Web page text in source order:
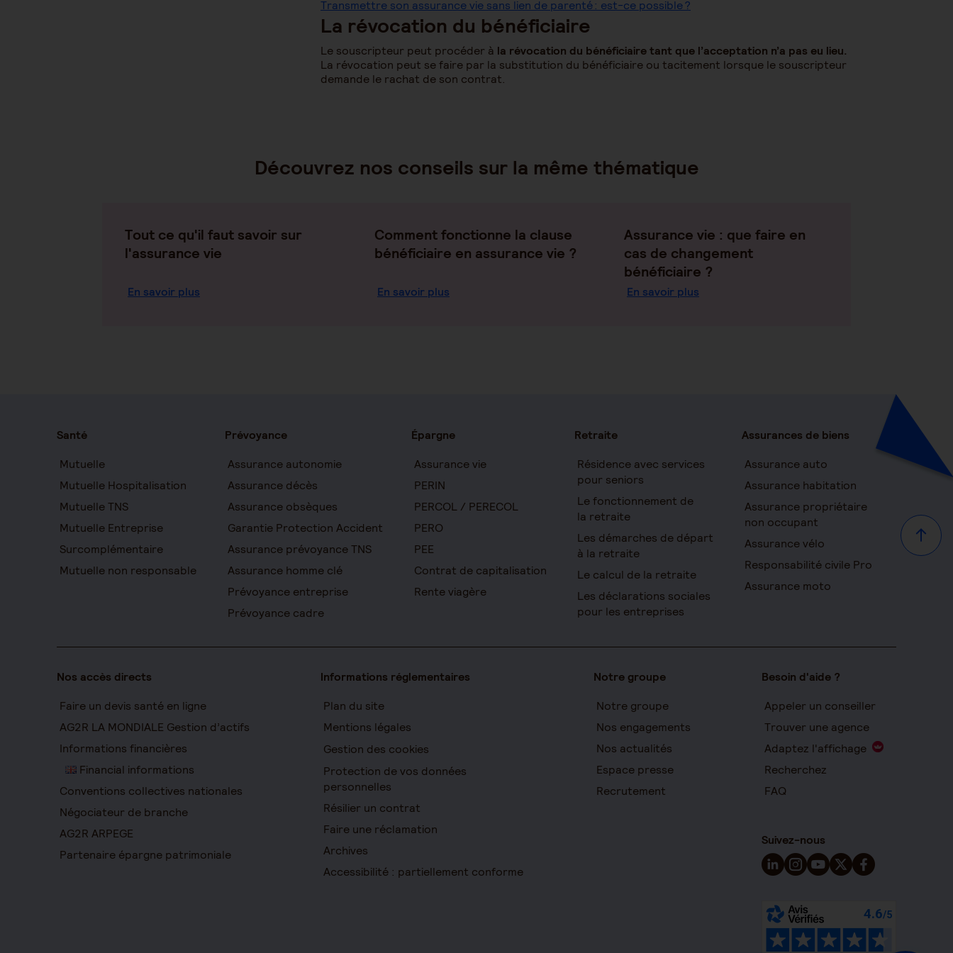
Transmettre son assurance vie sans lien de parenté : est-ce possible ?
La révocation du bénéficiaire
Le souscripteur peut procéder à la révocation du bénéficiaire tant que l’acceptation n’a pas eu lieu.
La révocation peut se faire par la substitution du bénéficiaire ou tacitement lorsque le souscripteur
demande le rachat de son contrat.
Découvrez nos conseils sur la même thématique
Tout ce qu'il faut savoir sur
l'assurance vie
En savoir plus
Comment fonctionne la clause
bénéficiaire en assurance vie ?
En savoir plus
Assurance vie : que faire en
cas de changement
bénéficiaire ?
En savoir plus
Haut
Santé
Mutuelle
Mutuelle Hospitalisation
Mutuelle TNS
Mutuelle Entreprise
Surcomplémentaire
Mutuelle non responsable
Prévoyance
Assurance autonomie
Assurance décès
Assurance obsèques
Garantie Protection Accident
Assurance prévoyance TNS
Assurance homme clé
Prévoyance entreprise
Prévoyance cadre
Épargne
Assurance vie
PERIN
PERCOL / PERECOL
PERO
PEE
Contrat de capitalisation
Rente viagère
Retraite
Résidence avec services
pour seniors
Le fonctionnement de
la retraite
Les démarches de départ
à la retraite
Le calcul de la retraite
Les déclarations sociales
pour les entreprises
Assurances de biens
Assurance auto
Assurance habitation
Assurance propriétaire
non occupant
Assurance vélo
Responsabilité civile Pro
Assurance moto
Nos accès directs
Faire un devis santé en ligne
AG2R LA MONDIALE Gestion d’actifs
Informations financières
Financial informations
Conventions collectives nationales
Négociateur de branche
AG2R ARPEGE
Partenaire épargne patrimoniale
Informations réglementaires
Plan du site
Mentions légales
Gestion des cookies
Protection de vos données
personnelles
Résilier un contrat
Faire une réclamation
Archives
Accessibilité : partiellement conforme
Notre groupe
Notre groupe
Nos engagements
Nos actualités
Espace presse
Recrutement
Besoin d'aide ?
Appeler un conseiller
Trouver une agence
Adaptez l'affichage
Recherchez
FAQ
Suivez-nous
Suivez-nous sur LinkedIn -
Suivez-nous sur Instagram -
Suivez-nous sur YouTube
Suivez-nous sur X -
Suivez-nous sur